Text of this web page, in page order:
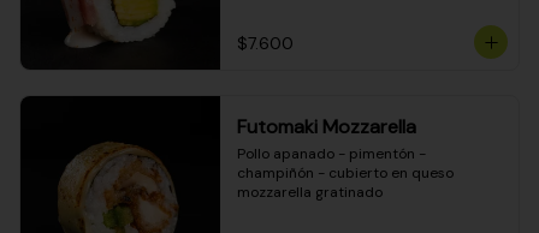
$7.600
Futomaki Mozzarella
Pollo apanado - pimentón -
champiñón - cubierto en queso
mozzarella gratinado